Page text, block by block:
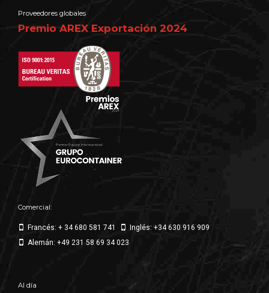
Proveedores globales
Premio AREX Exportación 2024
Comercial:
Francés: + 34 680 581 741
Inglés: +34 630 916 909
Alemán: +49 231 58 69 34 023
Al día